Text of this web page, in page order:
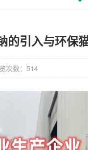
的引入与环保
次数： 514